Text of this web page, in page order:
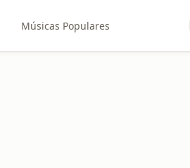
Músicas Populares